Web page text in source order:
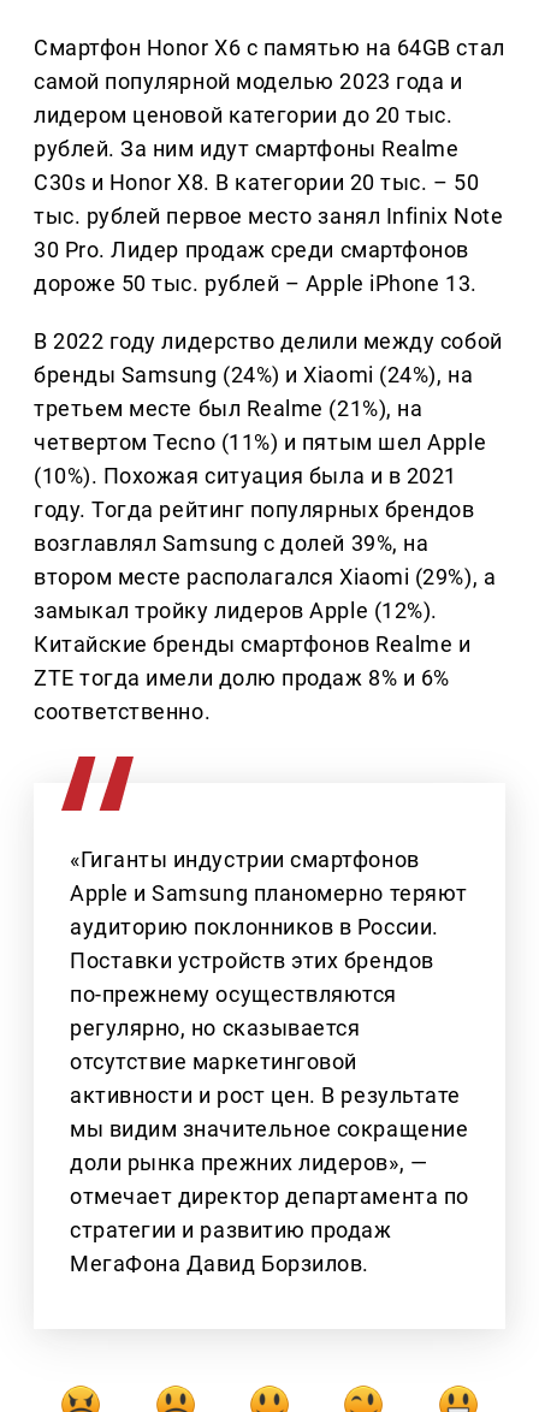
Смартфон Honor X6 с памятью на 64GB стал
самой популярной моделью 2023 года и
лидером ценовой категории до 20 тыс.
рублей. За ним идут смартфоны Realme
C30s и Honor X8. В категории 20 тыс. – 50
тыс. рублей первое место занял Infinix Note
30 Pro. Лидер продаж среди смартфонов
дороже 50 тыс. рублей – Apple iPhone 13.
В 2022 году лидерство делили между собой
бренды Samsung (24%) и Xiaomi (24%), на
третьем месте был Realme (21%), на
четвертом Tecno (11%) и пятым шел Apple
(10%). Похожая ситуация была и в 2021
году. Тогда рейтинг популярных брендов
возглавлял Samsung с долей 39%, на
втором месте располагался Xiaomi (29%), а
замыкал тройку лидеров Apple (12%).
Китайские бренды смартфонов Realme и
ZTE тогда имели долю продаж 8% и 6%
соответственно.
«Гиганты индустрии смартфонов
Apple и Samsung планомерно теряют
аудиторию поклонников в России.
Поставки устройств этих брендов
по-прежнему осуществляются
регулярно, но сказывается
отсутствие маркетинговой
активности и рост цен. В результате
мы видим значительное сокращение
доли рынка прежних лидеров», —
отмечает директор департамента по
стратегии и развитию продаж
МегаФона Давид Борзилов.